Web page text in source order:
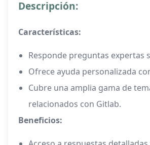
Descripción:
Características:
Responde preguntas expertas
Ofrece ayuda personalizada
Cubre una amplia gama de
relacionados con Gitlab.
Beneficios: